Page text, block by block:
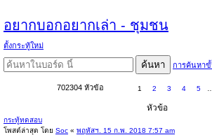
อยากบอกอยากเล่า - ชุมชน
ตั้งกระทู้ใหม่
ค้นหา การค้นหา
702304 หัวข้อ 1 2 3 4 5
หัวข้อ
กระทู้ทดสอบ
โพสต์ล่าสุด โดย Soc « พฤหัสฯ. 15 ก.พ. 2018 7:57 am